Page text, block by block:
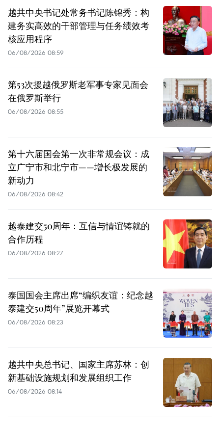
越共中央书记处常务书记陈锦秀：构
建务实高效的干部管理与任务绩效考
核应用程序
06/08/2026 08:59
第53次援越俄罗斯老军事专家见面会
在俄罗斯举行
06/08/2026 08:55
第十六届国会第一次非常规会议：成
立广宁市和北宁市——增长极发展的
新动力
06/08/2026 08:42
越泰建交50周年：互信与情谊铸就的
合作历程
06/08/2026 08:27
泰国国会主席出席“编织友谊：纪念越
泰建交50周年”展览开幕式
06/08/2026 08:23
越共中央总书记、国家主席苏林：创
新基础设施规划和发展组织工作
06/08/2026 08:14